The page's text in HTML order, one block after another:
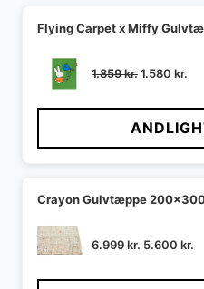
Flying Carpet x Miffy
1.859kr.Den
pris
var:
1.859 kr..
1.580 kr.
er:
Crayon Gulvtæppe
6.999kr. Den
pris
5.600 kr.